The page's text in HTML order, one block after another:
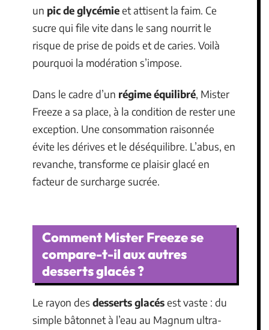
un pic de glycémieet attisent la faim. Ce
sucre qui file vite dans le sang nourrit le
risque de prise de poids et de caries. Voilà
pourquoi la modération s’impose.
Dans le cadre d’un régime équilibré, Mister
Freeze a sa place, à la condition de rester une
exception. Une consommation raisonnée
évite les dérives et le déséquilibre. L’abus, en
revanche, transforme ce plaisir glacé en
facteur de surcharge sucrée.
Comment Mister Freeze se
compare-t-il aux autres
desserts glacés ?
Le rayon des desserts glacésest vaste : du
simple bâtonnet à l’eau au Magnum ultra-